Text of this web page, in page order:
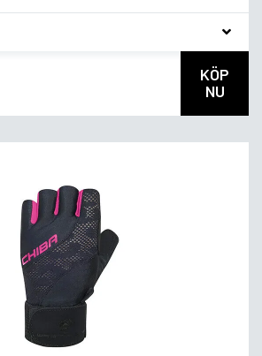
KÖP
NU